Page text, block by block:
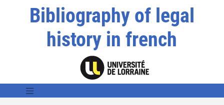
Bibliography of legal
history in french